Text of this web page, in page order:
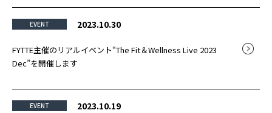
EVENT 2023.10.30
FYTTE主催のリアルイベント“The Fit＆Wellness Live 2023
Dec”を開催します
EVENT 2023.10.19